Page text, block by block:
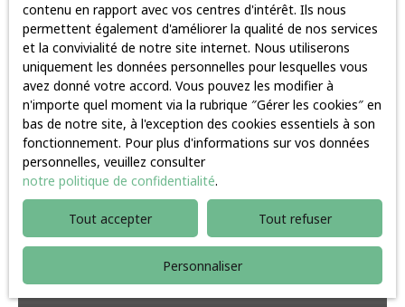
Pertinence
Trier par Créer une alerte
Vendu
Vendu
contenu en rapport avec vos centres d'intérêt. Ils nous
permettent également d'améliorer la qualité de nos services
et la convivialité de notre site internet. Nous utiliserons
uniquement les données personnelles pour lesquelles vous
avez donné votre accord. Vous pouvez les modifier à
n'importe quel moment via la rubrique ″Gérer les cookies″ en
bas de notre site, à l'exception des cookies essentiels à son
fonctionnement. Pour plus d'informations sur vos données
personnelles, veuillez consulter
notre politique de confidentialité.
Tout accepter Tout refuser
Personnaliser